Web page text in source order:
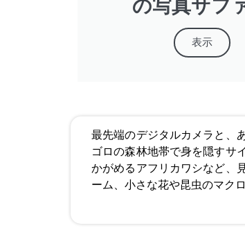
の写真サフ
表示
最先端のデジタルカメラと、
ゴロの森林地帯で身を隠すサ
かがめるアフリカワシなど、
ーム、小さな花や昆虫のマク